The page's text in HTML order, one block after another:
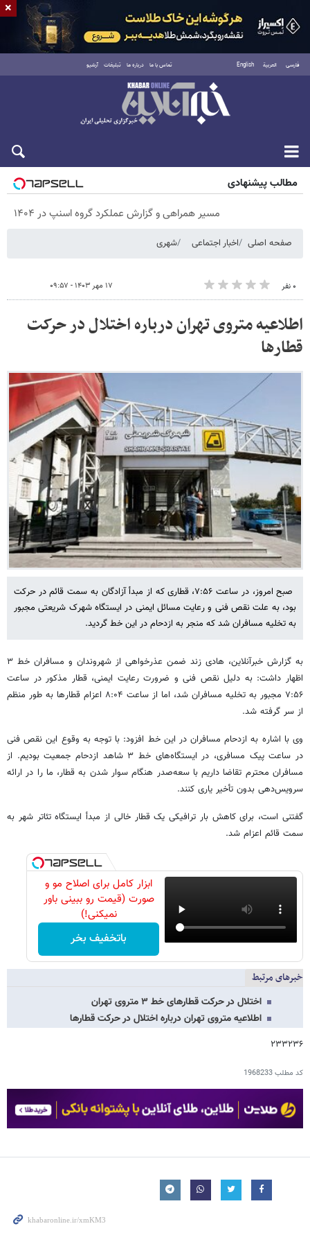
فارسی العربية English تماس با ما درباره ما تبلیغات آرشیو
پنجشنبه ۱۵ مرداد ۱۴۰۵
مطالب پیشنهادی
مسیر همراهی و گزارش عملکرد گروه اسنپ در ۱۴۰۴
صفحه اصلی اخبار اجتماعی شهری
۰ نفر ۱۷ مهر ۱۴۰۳ - ۰۹:۵۷
اطلاعیه متروی تهران درباره اختلال در حرکت
قطارها
صبح امروز، در ساعت ۷:۵۶، قطاری که از مبدأ آزادگان به سمت قائم در حرکت
بود، به علت نقص فنی و رعایت مسائل ایمنی در ایستگاه شهرک شریعتی مجبور
به تخلیه مسافران شد که منجر به ازدحام در این خط گردید.
به گزارش خبرآنلاین، هادی زند ضمن عذرخواهی از شهروندان و مسافران خط ۳
اظهار داشت: به دلیل نقص فنی و ضرورت رعایت ایمنی، قطار مذکور در ساعت
۷:۵۶ مجبور به تخلیه مسافران شد، اما از ساعت ۸:۰۴ اعزام قطارها به طور منظم
از سر گرفته شد.
وی با اشاره به ازدحام مسافران در این خط افزود: با توجه به وقوع این نقص فنی
در ساعت پیک مسافری، در ایستگاه‌های خط ۳ شاهد ازدحام جمعیت بودیم. از
مسافران محترم تقاضا داریم با سعه‌صدر هنگام سوار شدن به قطار، ما را در ارائه
سرویس‌دهی بدون تأخیر یاری کنند.
گفتنی است، برای کاهش بار ترافیکی یک قطار خالی از مبدأ ایستگاه تئاتر شهر به
سمت قائم اعزام شد.
ابزار کامل برای اصلاح مو و
صورت (قیمت رو ببینی باور
نمیکنی!)
باتخفیف بخر
خبرهای مرتبط
اختلال در حرکت قطارهای خط ۳ متروی تهران
اطلاعیه متروی تهران درباره اختلال در حرکت قطارها
۲۳۳۲۳۶
کد مطلب1968233
×